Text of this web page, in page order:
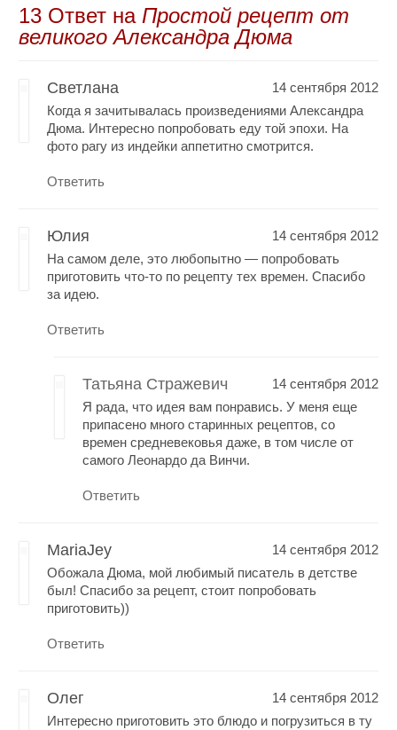
13 Oтвет на Простой рецепт от
великого Александра Дюма
Светлана
14 сентября 2012
Когда я зачитывалась произведениями Александра
Дюма. Интересно попробовать еду той эпохи. На
фото рагу из индейки аппетитно смотрится.
Ответить
Юлия
14 сентября 2012
На самом деле, это любопытно — попробовать
приготовить что-то по рецепту тех времен. Спасибо
за идею.
Ответить
Татьяна Стражевич
14 сентября 2012
Я рада, что идея вам понравись. У меня еще
припасено много старинных рецептов, со
времен средневековья даже, в том числе от
самого Леонардо да Винчи.
Ответить
MariaJey
14 сентября 2012
Обожала Дюма, мой любимый писатель в детстве
был! Спасибо за рецепт, стоит попробовать
приготовить))
Ответить
Олег
14 сентября 2012
Интересно приготовить это блюдо и погрузиться в ту